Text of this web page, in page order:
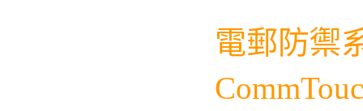
電郵防禦